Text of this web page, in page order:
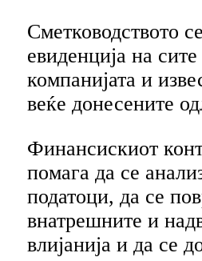
Сметководството
евиденција на
компанијата и
веќе донесените
Финансискиот
помага да се
податоци, да се
внатрешните и
влијанија и да се